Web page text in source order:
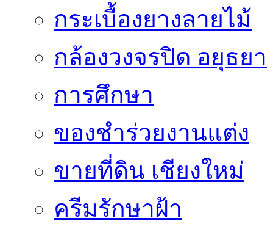
กระเบื้องยางลายไม้
กล้องวงจรปิด อยุธยา
การศึกษา
ของชำร่วยงานแต่ง
ขายที่ดิน เชียงใหม่
ครีมรักษาฝ้า